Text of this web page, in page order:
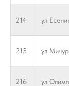
214 ул
215 ул
216 ул